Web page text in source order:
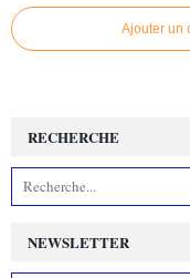
Ajouter un
NEWSLETTER
RECHERCHE